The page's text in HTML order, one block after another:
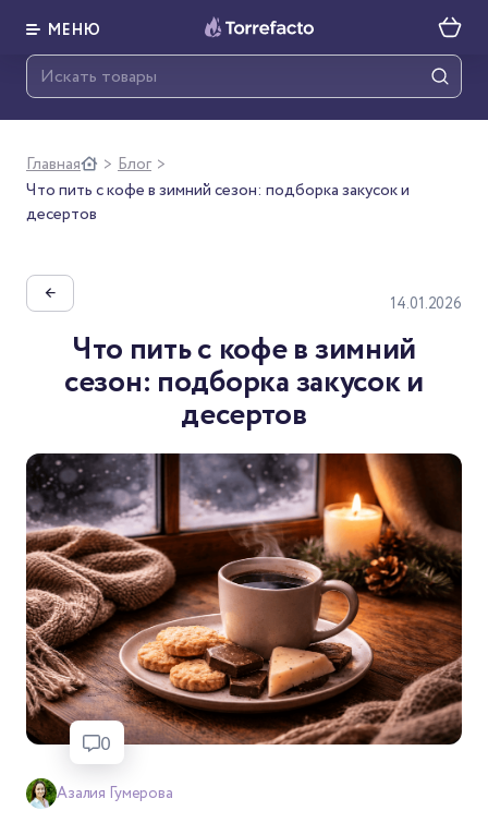
МЕНЮ
Главная > Блог >
Что пить с кофе в зимний сезон: подборка закусок и
десертов
← 14.01.2026
Что пить с кофе в зимний
сезон: подборка закусок и
десертов
0
Азалия Гумерова